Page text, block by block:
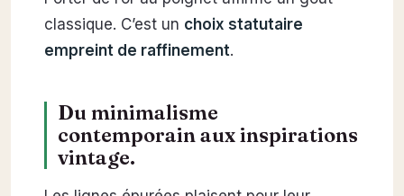
classique. C’est un choix statutaire
empreint de raffinement.
Du minimalisme
contemporain aux inspirations
vintage.